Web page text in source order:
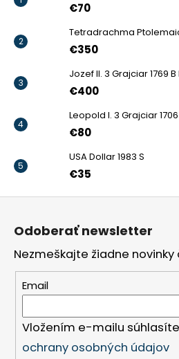
€70
Tetradrachma
€350
Jozef II. 3 Grajciar 1769
€400
Leopold I. 3 Grajciar
€80
USA Dollar 1983 S
€35
Odoberať newsletter
Nezmeškajte žiadne novinky
Email
Vložením e-mailu
ochrany osobných údajov